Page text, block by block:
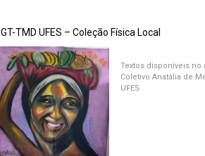
GT-TMD UFES – Coleção Física Local
Textos disponíveis no
Coletivo Anatália de
UFES